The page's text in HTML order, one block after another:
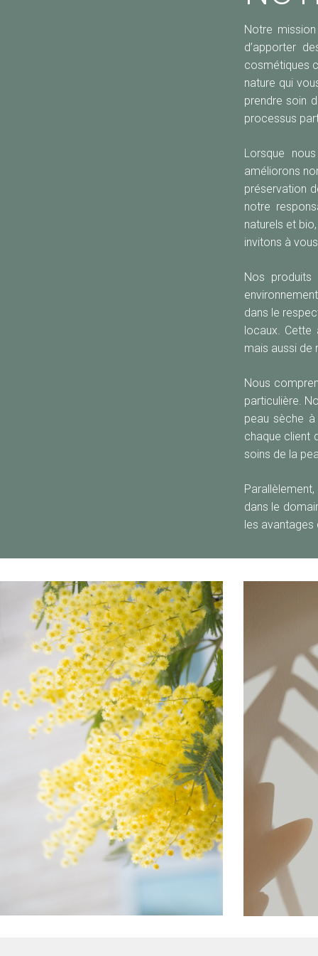
Notre
d’apporter
cosmétiques
nature qui
prendre soin
processus
Lorsque
améliorons
préservation
notre
naturels et
invitons à
Nos
dans le
locaux. Cette
mais aussi de
Nous
particulière.
peau sèche
chaque client
soins de la
dans le
les avantages